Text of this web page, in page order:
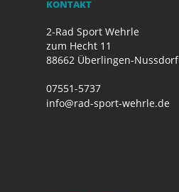
KONTAKT
2-Rad Sport Wehrle
zum Hecht 11
88662 Überlingen-Nussdorf
07551-5737
info@rad-sport-wehrle.de